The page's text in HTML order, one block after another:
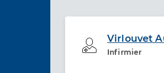
Virlouvet
Infirmier